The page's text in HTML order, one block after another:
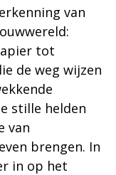
van
tot
de weg wijzen
stille helden
van
brengen. In
in op het